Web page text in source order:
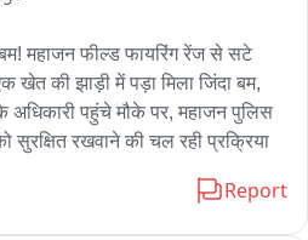
बम! महाजन फील्ड फायरिंग रेंज से सटे
खेत की झाड़ी में पड़ा मिला जिंदा बम,
अधिकारी पहुंचे मौके पर, महाजन पुलिस
सुरक्षित रखवाने की चल रही प्रक्रिया
Report